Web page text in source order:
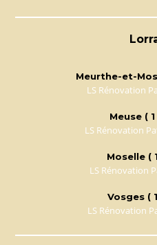
Meurthe-et-
LS Rénovation
Meuse (
LS Rénovation
Moselle (
LS Rénovation
Vosges (
LS Rénovation